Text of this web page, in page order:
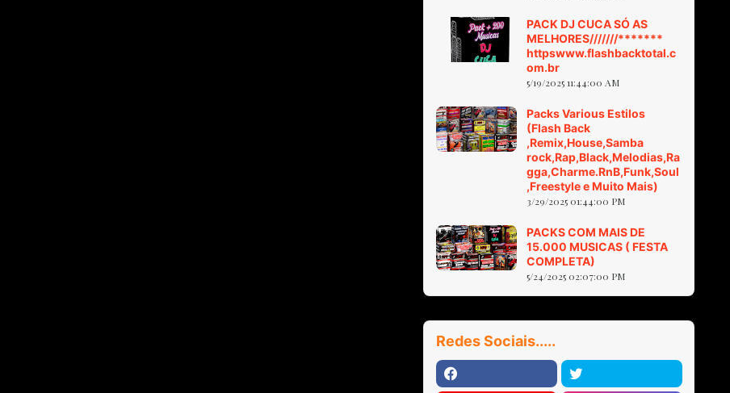
PACK DJ CUCA SÓ AS
MELHORES///////*******
httpswww.flashbacktotal.c
om.br
5/19/2025 11:44:00 AM
Packs Various Estilos
(Flash Back
,Remix,House,Samba
rock,Rap,Black,Melodias,Ra
gga,Charme.RnB,Funk,Soul
,Freestyle e Muito Mais)
3/29/2025 01:44:00 PM
PACKS COM MAIS DE
15.000 MUSICAS ( FESTA
COMPLETA)
5/24/2025 02:07:00 PM
Redes Sociais.....